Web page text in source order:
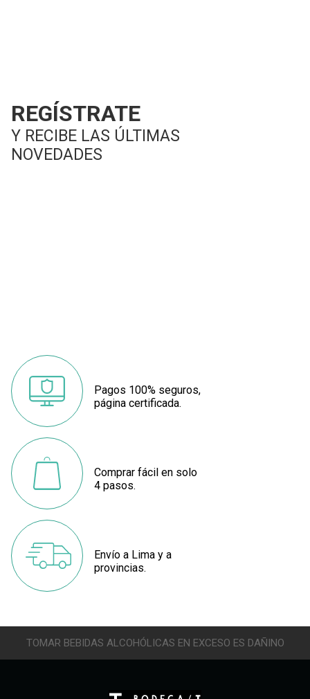
REGÍSTRATE
Y RECIBE LAS ÚLTIMAS
NOVEDADES
Pagos 100% seguros,
página certificada.
Comprar fácil en solo
4 pasos.
Envío a Lima y a
provincias.
TOMAR BEBIDAS ALCOHÓLICAS EN EXCESO ES DAÑINO